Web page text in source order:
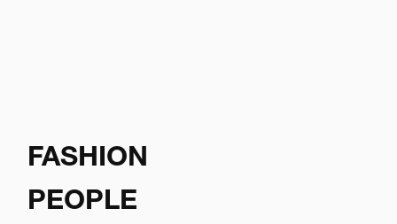
FASHION
PEOPLE